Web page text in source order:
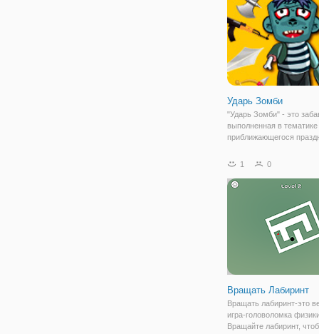
Ударь Зомби
"Ударь Зомби" - это
выполненная в тематике
приближающегося
предстоит сражаться с
мертвецами! В начале
1 0
Вращать Лабиринт
Вращать лабиринт-это
игра-головоломка
Вращайте лабиринт,